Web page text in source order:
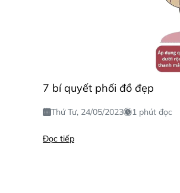
7 bí quyết phối đồ đẹp
Thứ Tư, 24/05/2023 1 phút đọc
Đọc tiếp